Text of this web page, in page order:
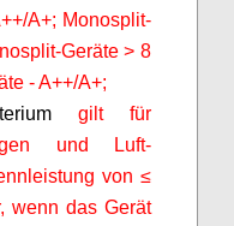
A+; Monosplit-
Geräte > 8
- A++/A+;
gilt für
und Luft-
von ≤
wenn das Gerät